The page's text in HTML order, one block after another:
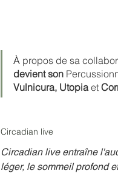
À propos de sa
devient son
Vulnicura, Utopia et
Circadian live
Circadian live entraîne
léger, le sommeil profond